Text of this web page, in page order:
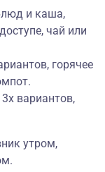
и каша,
чай или
горячее
вариантов,
утром,